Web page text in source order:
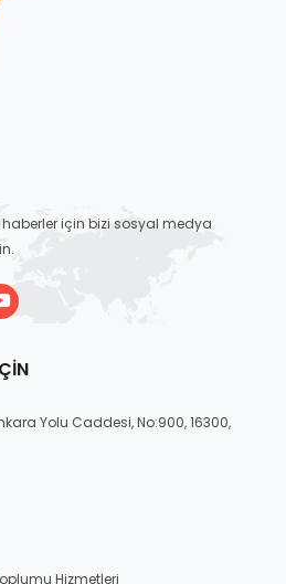
için bizi sosyal medya
Yolu Caddesi, No:900, 16300,
Hizmetleri